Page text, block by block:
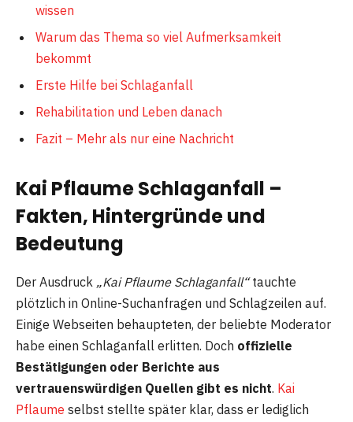
wissen
Warum das Thema so viel Aufmerksamkeit
bekommt
Erste Hilfe bei Schlaganfall
Rehabilitation und Leben danach
Fazit – Mehr als nur eine Nachricht
Kai Pflaume Schlaganfall –
Fakten, Hintergründe und
Bedeutung
Der Ausdruck „Kai Pflaume Schlaganfall“tauchte
plötzlich in Online-Suchanfragen und Schlagzeilen auf.
Einige Webseiten behaupteten, der beliebte Moderator
habe einen Schlaganfall erlitten. Doch offizielle
Bestätigungen oder Berichte aus
vertrauenswürdigen Quellen gibt es nicht. Kai
Pflaume selbst stellte später klar, dass er lediglich